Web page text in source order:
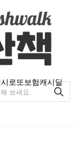
로또보험캐시딜